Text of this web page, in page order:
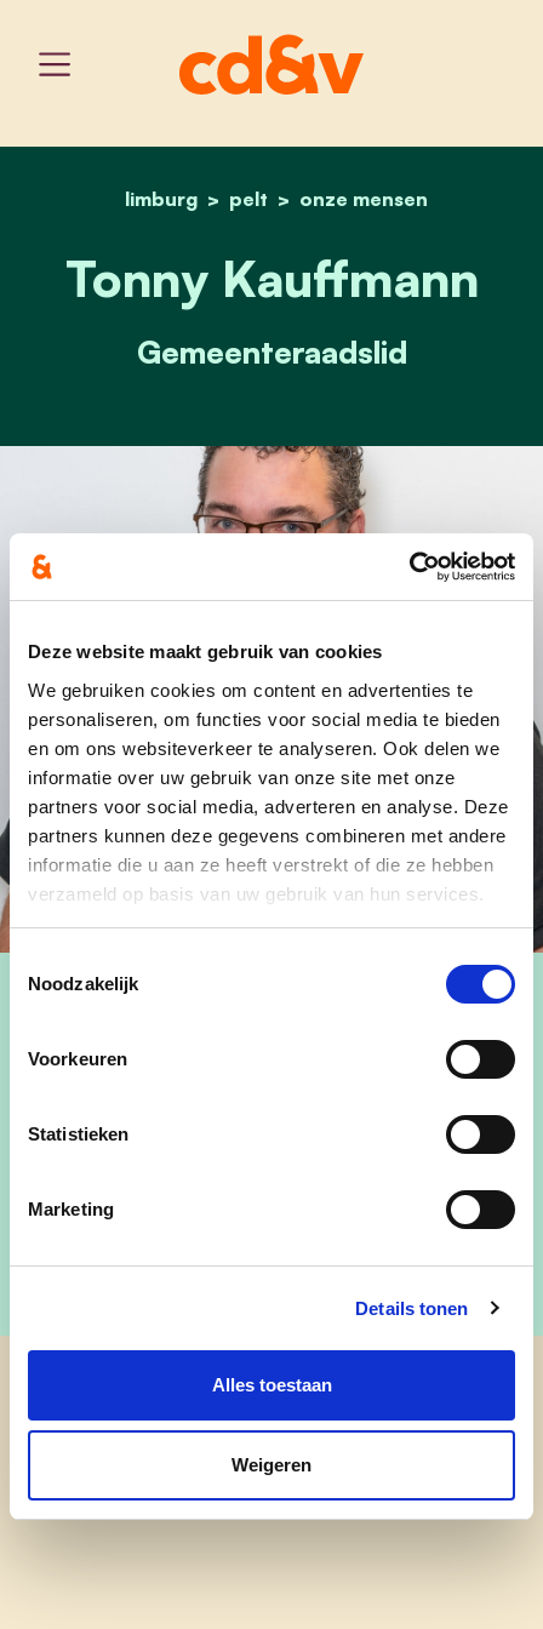
Deze website maakt gebruik van cookies
We gebruiken cookies om content en advertenties te
personaliseren, om functies voor social media te bieden
en om ons websiteverkeer te analyseren. Ook delen we
informatie over uw gebruik van onze site met onze
partners voor social media, adverteren en analyse. Deze
partners kunnen deze gegevens combineren met andere
informatie die u aan ze heeft verstrekt of die ze hebben
verzameld op basis van uw gebruik van hun services.
Toestemmingsselectie
Noodzakelijk
Voorkeuren
Statistieken
Marketing
Details tonen
Alles toestaan
Weigeren
home
limburg pelt onze mensen
tonny kauffmann
Tonny Kauffmann
Gemeenteraadslid
cd&v Pelt